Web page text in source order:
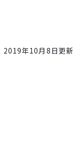
2019年10月8日更新